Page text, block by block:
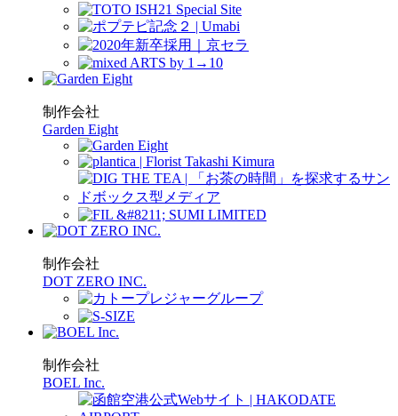
制作会社
Garden Eight
制作会社
DOT ZERO INC.
制作会社
BOEL Inc.